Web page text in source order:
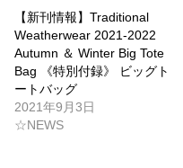
【新刊情報】Traditional
Weatherwear 2021-2022
Autumn ＆ Winter Big Tote
Bag 《特別付録》 ビッグト
ートバッグ
2021年9月3日
☆NEWS